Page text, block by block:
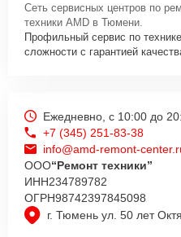
Сеть сервисных центров по
техники AMD в Тюмени.
Профильный сервис по
сложности с гарантией
г. Тюмень ул. 50 лет
Ежедневно, с 10:00 до
+7 (345) 251-83-38
info@amd-remont-
ООО“Ремонт техники”
ИНН234789782
ОГРН98742397845098